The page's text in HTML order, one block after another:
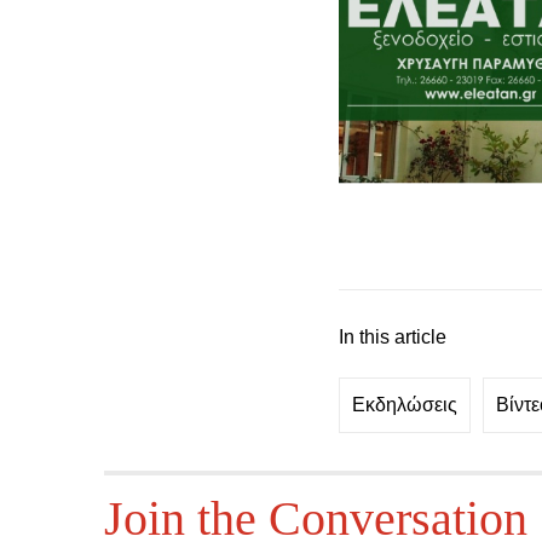
In this article
Εκδηλώσεις
Join the Conversation